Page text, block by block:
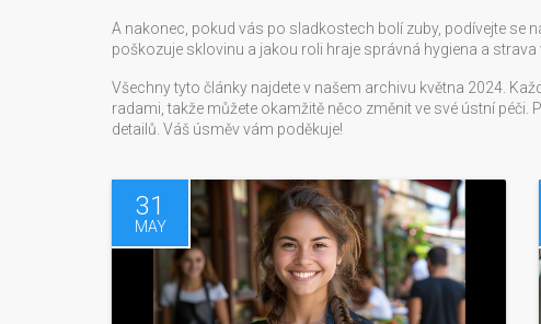
A nakonec, pokud vás po sladkostech bolí zuby, podívejte se
poškozuje sklovinu a jakou roli hraje správná hygiena a strava
Všechny tyto články najdete v našem archivu května 2024.
radami, takže můžete okamžitě něco změnit ve své ústní
detailů. Váš úsměv vám poděkuje!
31
MAY